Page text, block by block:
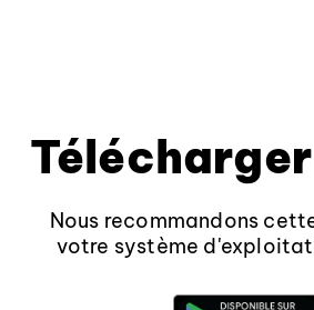
Nous recommandons
votre système